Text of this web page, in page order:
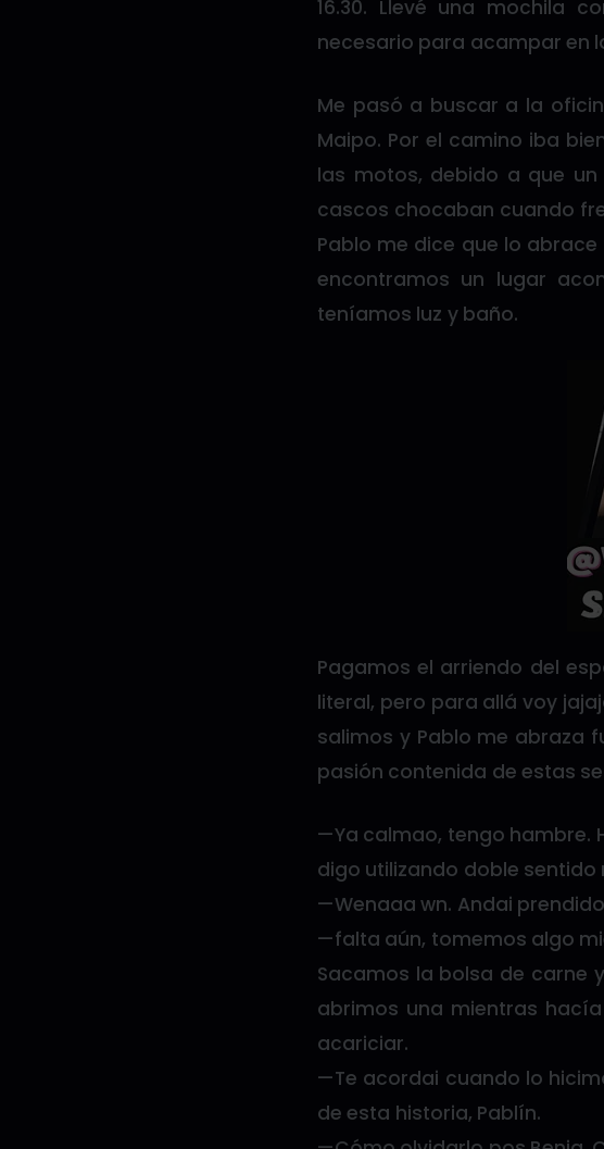
16.30. Llevé una mochila
necesario para acampar en
Me pasó a buscar a la
Maipo. Por el camino iba
las motos, debido a que
cascos chocaban cuando
Pablo me dice que lo
encontramos un lugar
teníamos luz y baño.
Pagamos el arriendo del
literal, pero para allá voy
salimos y Pablo me abraza
pasión contenida de estas
—Ya calmao, tengo hambre.
digo utilizando doble
—Wenaaa wn. Andai
—falta aún, tomemos algo
Sacamos la bolsa de carne
abrimos una mientras
acariciar.
—Te acordai cuando lo
de esta historia, Pablín.